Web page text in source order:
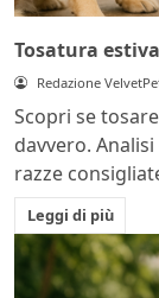
Tosatura
Redazione
Scopri se
davvero.
razze
Leggi di più